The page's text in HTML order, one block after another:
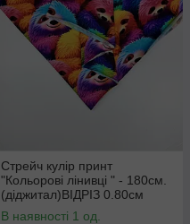
Стрейч кулір принт
"Кольорові лінивці " - 180см.
(діджитал)ВІДРІЗ 0.80см
В наявності 1 од.